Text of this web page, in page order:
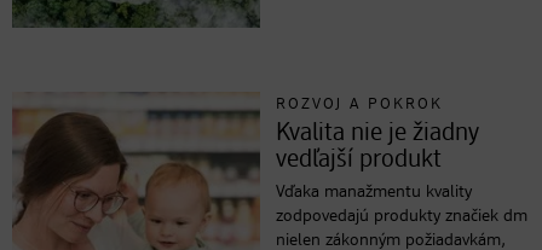
ROZVOJ A POKROK
Kvalita nie je žiadny
vedľajší produkt
Vďaka manažmentu kvality
zodpovedajú produkty značiek dm
nielen zákonným požiadavkám,